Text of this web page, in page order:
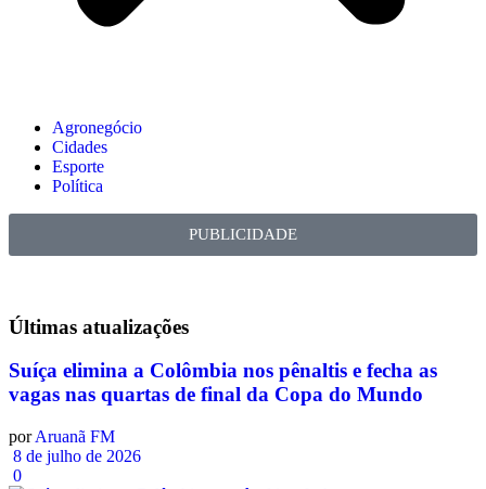
Agronegócio
Cidades
Esporte
Política
PUBLICIDADE
Últimas atualizações
Suíça elimina a Colômbia nos pênaltis e fecha as
vagas nas quartas de final da Copa do Mundo
por Aruanã FM
8 de julho de 2026
0